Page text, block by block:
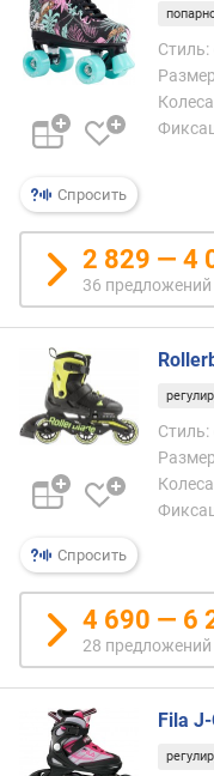
ж
е
т
к
с
т
к
е
с
д
и
а
м
т
р
к
о
л
е
(
м
Спросить
Стиль:
2 829 — 4
36 предложений
Спросить
Стиль:
4 690 — 6
28 предложений
Fila